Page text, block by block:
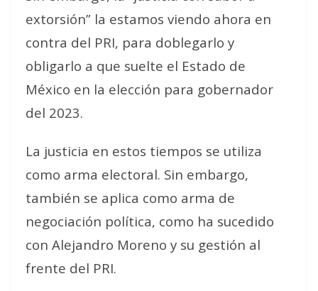
extorsión” la estamos viendo ahora en
contra del PRI, para doblegarlo y
obligarlo a que suelte el Estado de
México en la elección para gobernador
del 2023.
La justicia en estos tiempos se utiliza
como arma electoral. Sin embargo,
también se aplica como arma de
negociación política, como ha sucedido
con Alejandro Moreno y su gestión al
frente del PRI.